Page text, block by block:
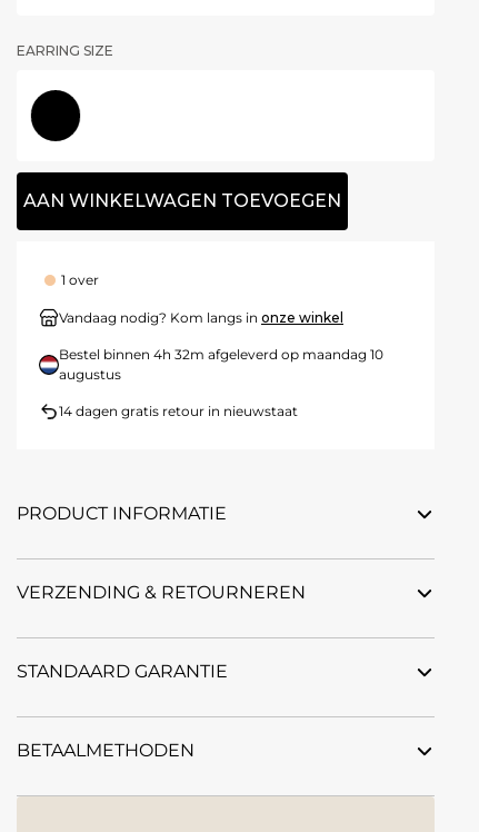
EARRING SIZE
AAN WINKELWAGEN TOEVOEGEN
1 over
Vandaag nodig? Kom langs in onze winkel
Bestel binnen 4h 32m afgeleverd op maandag 10
augustus
14 dagen gratis retour in nieuwstaat
PRODUCT INFORMATIE
VERZENDING & RETOURNEREN
STANDAARD GARANTIE
BETAALMETHODEN